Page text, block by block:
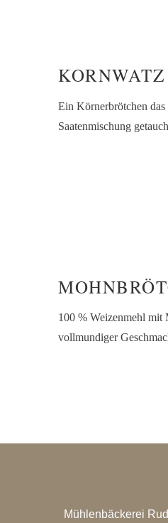
KORNWATZ
Ein Körnerbrötchen
Saatenmischung
100 % Weizenmehl mit
vollmundiger
Mühlenbäckerei